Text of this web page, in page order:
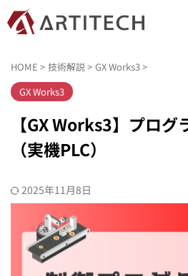
HOME > 技術解説> GX Works3>
GX Works3
【GX Works3】プロ
（実機PLC）
2025年11月8日